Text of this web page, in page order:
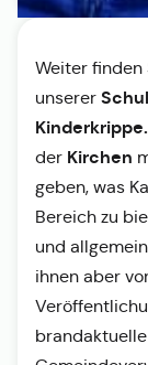
Weiter finden
unserer
Kinderkrippe.
der Kirchen
geben, was
Bereich zu
und
ihnen aber